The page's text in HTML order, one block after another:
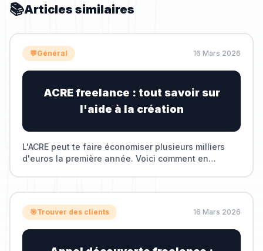
📚Articles similaires
💬Général 16 Mars 2026
ACRE freelance : tout savoir sur
l'aide à la création
L'ACRE peut te faire économiser plusieurs milliers
d'euros la première année. Voici comment en
🎯Trouver des clients 16 Mars 2026